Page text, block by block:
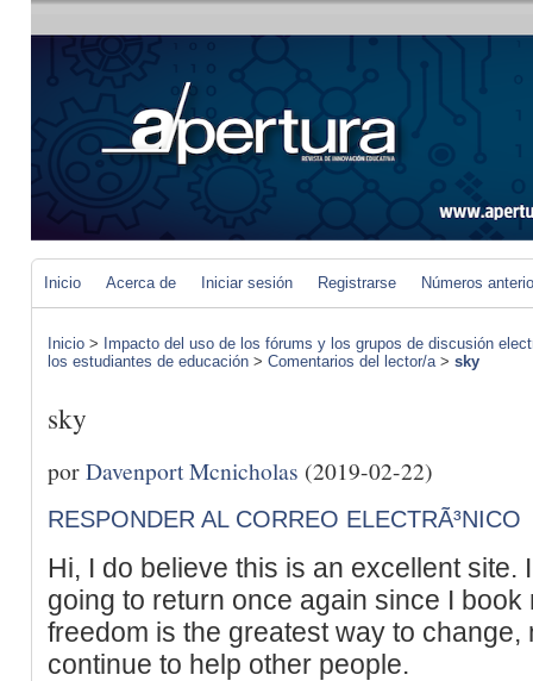
Inicio Acerca de Iniciar sesión Registrarse Números
Inicio > Impacto del uso de los fórums y los grupos de discusión
los estudiantes de educación > Comentarios del lector/a> sky
sky
porDavenport Mcnicholas (2019-02-22)
RESPONDER AL CORREO ELECTRÃ³NICO
Hi, I do believe this is an excellent site.
going to return once again since I
freedom is the greatest way to change,
continue to help other people.